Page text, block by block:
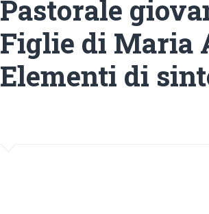
Pastorale
Figlie di Maria
Elementi di